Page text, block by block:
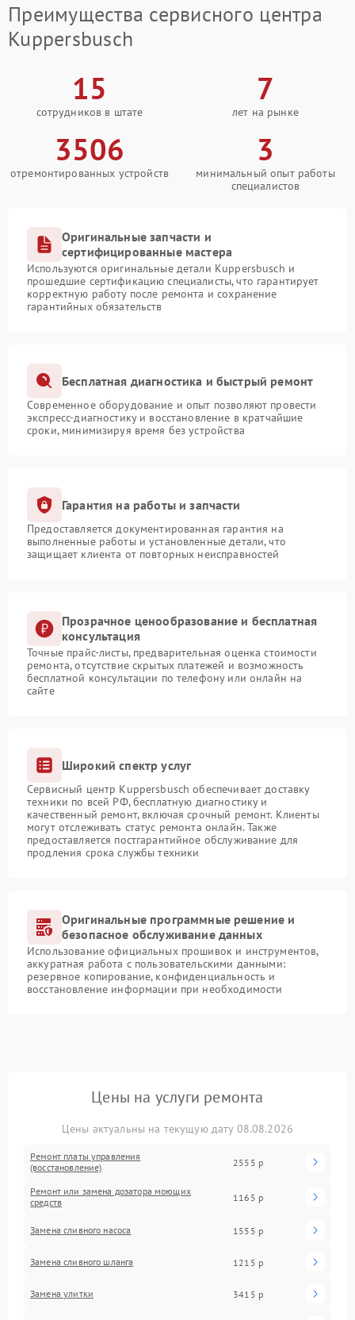
Преимущества сервисного центра
Kuppersbusch
15
сотрудников в штате
7
лет на рынке
3506
отремонтированных устройств
3
минимальный опыт работы
специалистов
Оригинальные запчасти и
сертифицированные мастера
Используются оригинальные детали Kuppersbusch и
прошедшие сертификацию специалисты, что гарантирует
корректную работу после ремонта и сохранение
гарантийных обязательств
Бесплатная диагностика и быстрый ремонт
Современное оборудование и опыт позволяют провести
экспресс-диагностику и восстановление в кратчайшие
сроки, минимизируя время без устройства
Гарантия на работы и запчасти
Предоставляется документированная гарантия на
выполненные работы и установленные детали, что
защищает клиента от повторных неисправностей
Прозрачное ценообразование и бесплатная
консультация
Точные прайс-листы, предварительная оценка стоимости
ремонта, отсутствие скрытых платежей и возможность
бесплатной консультации по телефону или онлайн на
сайте
Широкий спектр услуг
Сервисный центр Kuppersbusch обеспечивает доставку
техники по всей РФ, бесплатную диагностику и
качественный ремонт, включая срочный ремонт. Клиенты
могут отслеживать статус ремонта онлайн. Также
предоставляется постгарантийное обслуживание для
продления срока службы техники
Оригинальные программные решение и
безопасное обслуживание данных
Использование официальных прошивок и инструментов,
аккуратная работа с пользовательскими данными:
резервное копирование, конфиденциальность и
восстановление информации при необходимости
Цены на услуги ремонта
Цены актуальны на текущую дату 08.08.2026
Ремонт платы управления
(восстановление)
2555 р
Ремонт или замена дозатора моющих
средств
1165 р
Замена сливного насоса 1555 р
Замена сливного шланга 1215 р
Замена улитки 3415 р